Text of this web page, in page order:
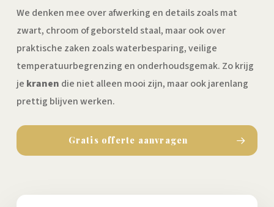
We denken mee over afwerking en details zoals mat
zwart, chroom of geborsteld staal, maar ook over
praktische zaken zoals waterbesparing, veilige
temperatuurbegrenzing en onderhoudsgemak. Zo krijg
je kranen die niet alleen mooi zijn, maar ook jarenlang
prettig blijven werken.
Gratis offerte aanvragen